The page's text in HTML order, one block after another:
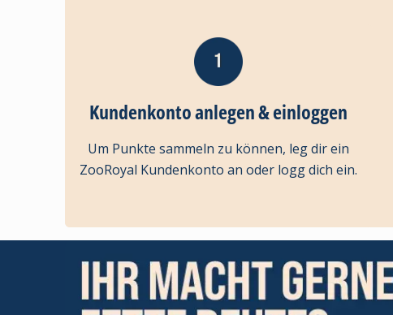
Kundenkonto anlegen & einloggen
Um Punkte sammeln zu können, leg dir ein
ZooRoyal Kundenkonto an oder logg dich ein.